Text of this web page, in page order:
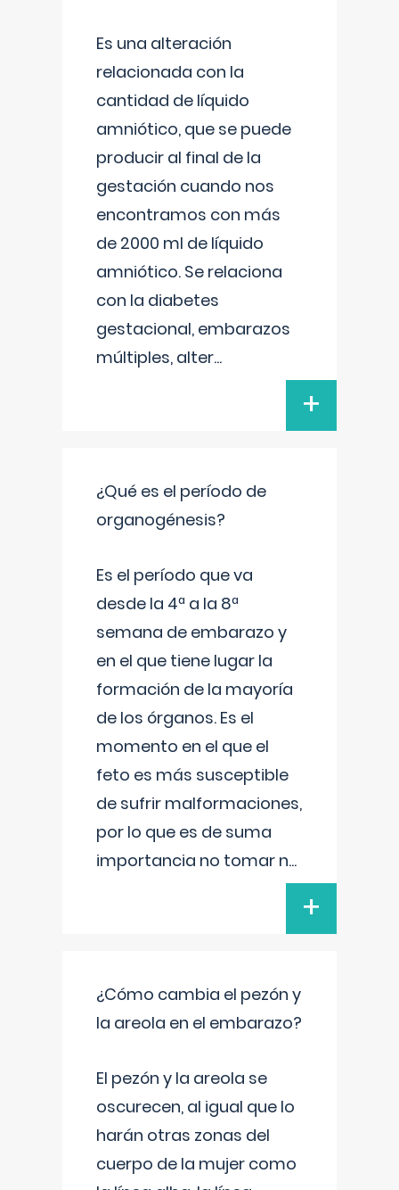
Es una alteración
relacionada con la
cantidad de líquido
amniótico, que se puede
producir al final de la
gestación cuando nos
encontramos con más
de 2000 ml de líquido
amniótico. Se relaciona
con la diabetes
gestacional, embarazos
múltiples, alter...
+
¿Qué es el período de
organogénesis?
Es el período que va
desde la 4ª a la 8ª
semana de embarazo y
en el que tiene lugar la
formación de la mayoría
de los órganos. Es el
momento en el que el
feto es más susceptible
de sufrir malformaciones,
por lo que es de suma
importancia no tomar n...
+
¿Cómo cambia el pezón y
la areola en el embarazo?
El pezón y la areola se
oscurecen, al igual que lo
harán otras zonas del
cuerpo de la mujer como